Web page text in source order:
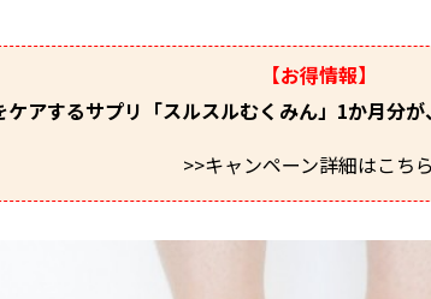
【お得情報】
ケアするサプリ「スルスルむくみん」1か月分が
>>キャンペーン詳細はこち